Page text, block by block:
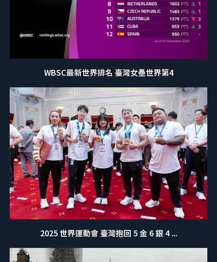
WBSC最新世界排名 臺灣女壘世界第4
2025 世界運動會 臺灣抱回 5 金 6 銀 4 ...